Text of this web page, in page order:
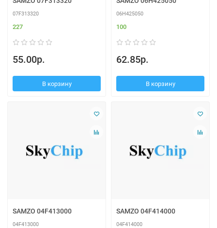
07F313320
227
55.00р.
В корзину
06H425050
100
62.85р.
В корзину
SAMZO 04F413000
04F413000
SAMZO 04F414000
04F414000